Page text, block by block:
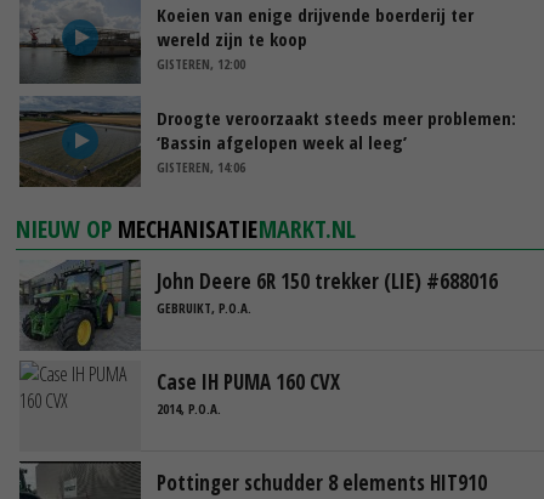
Koeien van enige drijvende boerderij ter
wereld zijn te koop
GISTEREN, 12:00
Droogte veroorzaakt steeds meer problemen:
‘Bassin afgelopen week al leeg’
GISTEREN, 14:06
NIEUW OP MECHANISATIEMARKT.NL
John Deere 6R 150 trekker (LIE) #688016
GEBRUIKT, P.O.A.
Case IH PUMA 160 CVX
2014, P.O.A.
Pottinger schudder 8 elements HIT910